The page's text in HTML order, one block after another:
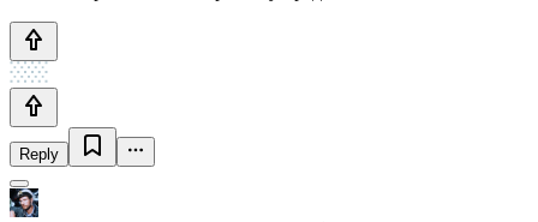
Reply